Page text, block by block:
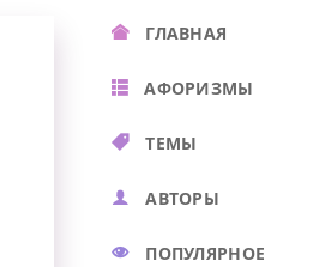
ГЛАВНАЯ
АФОРИЗМЫ
ТЕМЫ
АВТОРЫ
ПОПУЛЯРНОЕ